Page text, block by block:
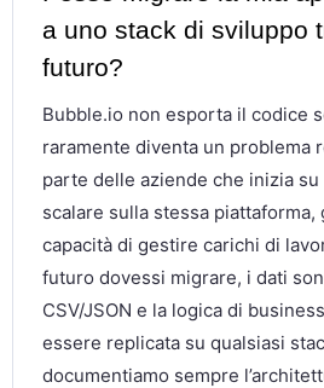
a uno stack di sviluppo
futuro?
Bubble.io non esporta il codice
raramente diventa un problema
parte delle aziende che inizia
scalare sulla stessa piattaforma,
capacità di gestire carichi di
futuro dovessi migrare, i dati
CSV/JSON e la logica di
essere replicata su qualsiasi
documentiamo sempre